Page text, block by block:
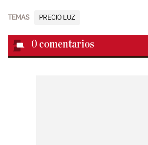
TEMAS PRECIO LUZ
0 comentarios